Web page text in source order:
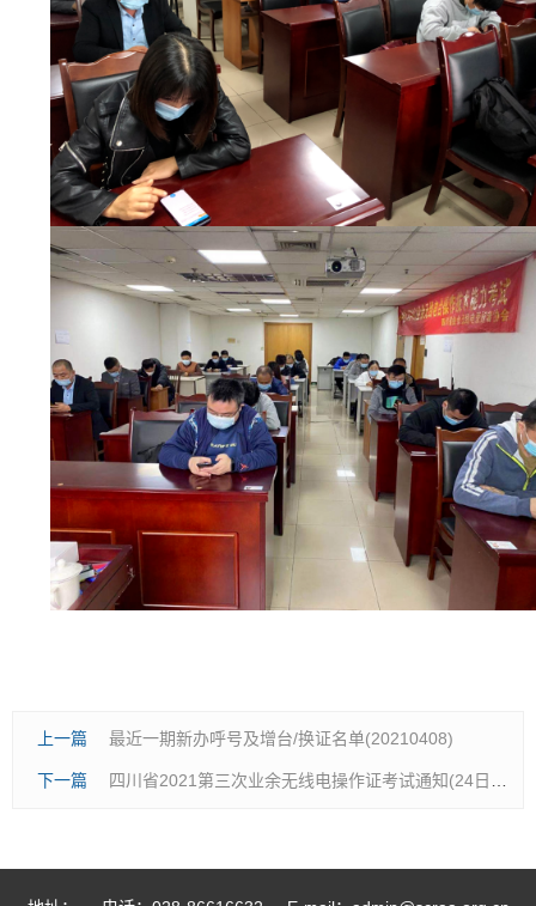
上一篇 最近一期新办呼号及增台/换证名单(20210408)
下一篇